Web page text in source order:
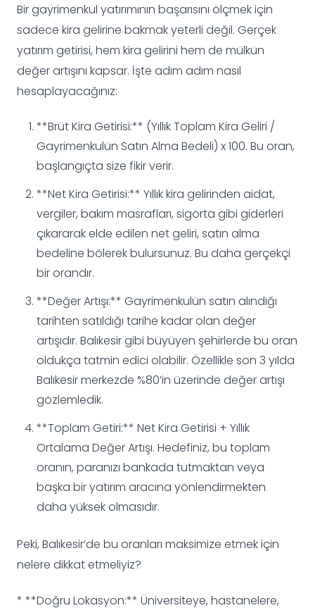
Bir gayrimenkul yatırımının başarısını ölçmek için
sadece kira gelirine bakmak yeterli değil. Gerçek
yatırım getirisi, hem kira gelirini hem de mülkün
değer artışını kapsar. İşte adım adım nasıl
hesaplayacağınız:
**Brüt Kira Getirisi:** (Yıllık Toplam Kira Geliri /
Gayrimenkulün Satın Alma Bedeli) x 100. Bu oran,
başlangıçta size fikir verir.
**Net Kira Getirisi:** Yıllık kira gelirinden aidat,
vergiler, bakım masrafları, sigorta gibi giderleri
çıkararak elde edilen net geliri, satın alma
bedeline bölerek bulursunuz. Bu daha gerçekçi
bir orandır.
**Değer Artışı:** Gayrimenkulün satın alındığı
tarihten satıldığı tarihe kadar olan değer
artışıdır. Balıkesir gibi büyüyen şehirlerde bu oran
oldukça tatmin edici olabilir. Özellikle son 3 yılda
Balıkesir merkezde %80’in üzerinde değer artışı
gözlemledik.
**Toplam Getiri:** Net Kira Getirisi + Yıllık
Ortalama Değer Artışı. Hedefiniz, bu toplam
oranın, paranızı bankada tutmaktan veya
başka bir yatırım aracına yönlendirmekten
daha yüksek olmasıdır.
Peki, Balıkesir’de bu oranları maksimize etmek için
nelere dikkat etmeliyiz?
* **Doğru Lokasyon:** Üniversiteye, hastanelere,